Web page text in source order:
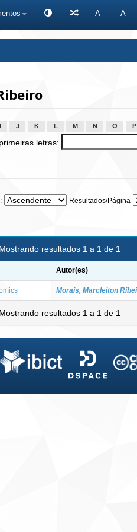
A- A
J K L M N O P
letras:
Resultados/Página
Mostrando resultados 1 a 1 de 1
Autor(es)
Morais, Marcleiton
Mostrando resultados 1 a 1 de 1